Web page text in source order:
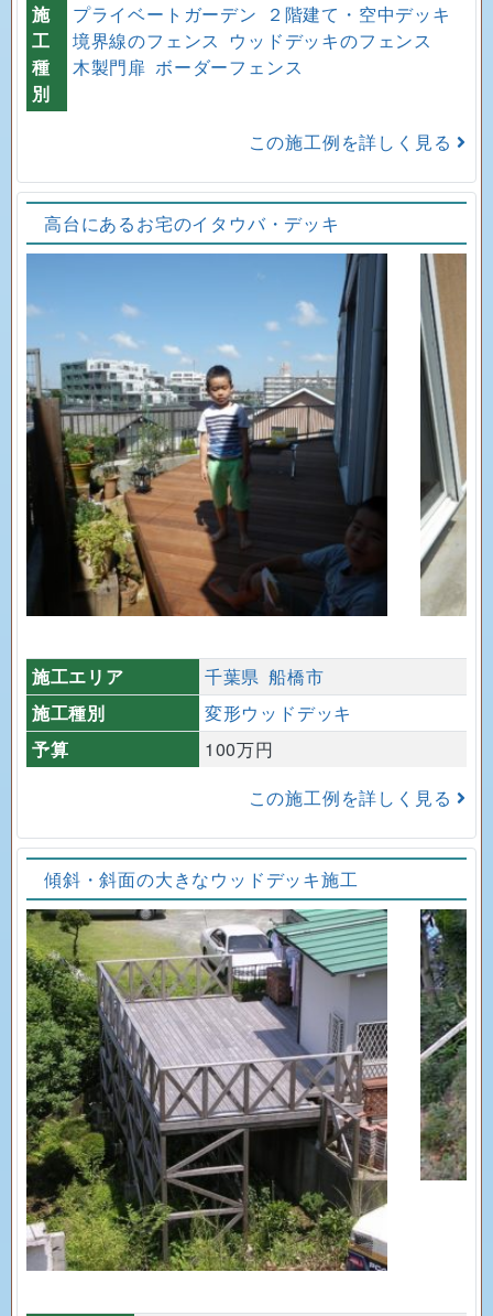
施
工
種
別
プライベートガーデン
２階建て・空中デッキ
境界線のフェンス ウッドデッキのフェンス
木製門扉 ボーダーフェンス
この施工例を詳しく見る
高台にあるお宅のイタウバ・デッキ
施工エリア 千葉県 船橋市
施工種別
変形ウッドデッキ
予算
100万円
この施工例を詳しく見る
傾斜・斜面の大きなウッドデッキ施工